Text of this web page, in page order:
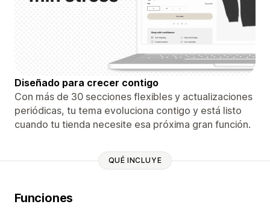
Diseñado para crecer contigo
Con más de 30 secciones flexibles y actualizaciones
periódicas, tu tema evoluciona contigo y está listo
cuando tu tienda necesite esa próxima gran función.
QUÉ INCLUYE
Funciones